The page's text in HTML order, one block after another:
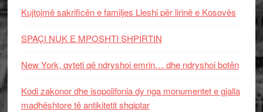
Kujtojmë sakrificën e familjes Lleshi për lirinë e Kosovës
SPAÇI NUK E MPOSHTI SHPIRTIN
New York, qyteti që ndryshoi emrin… dhe ndryshoi botën
Kodi zakonor dhe isopolifonia dy nga monumentet e gjalla
madhështore të antikitetit shqiptar